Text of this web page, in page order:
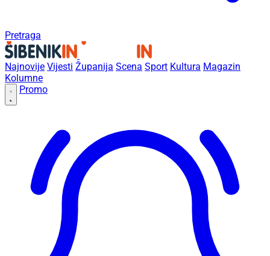
Pretraga
Najnovije Vijesti Županija Scena Sport Kultura Magazin
Kolumne
Promo